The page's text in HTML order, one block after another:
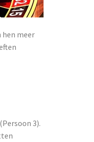
hen meer
3).